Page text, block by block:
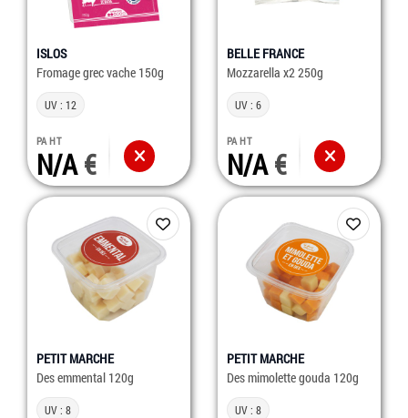
ISLOS
Fromage grec vache 150g
UV : 12
PA HT
N/A
BELLE FRANCE
Mozzarella x2 250g
UV : 6
PA HT
N/A
PETIT MARCHE
Des emmental 120g
UV : 8
PETIT MARCHE
Des mimolette gouda 120g
UV : 8